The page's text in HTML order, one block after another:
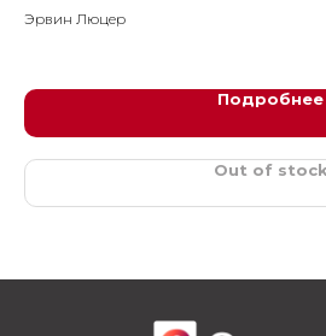
Эрвин Люцер
Подробнее
Out of stock